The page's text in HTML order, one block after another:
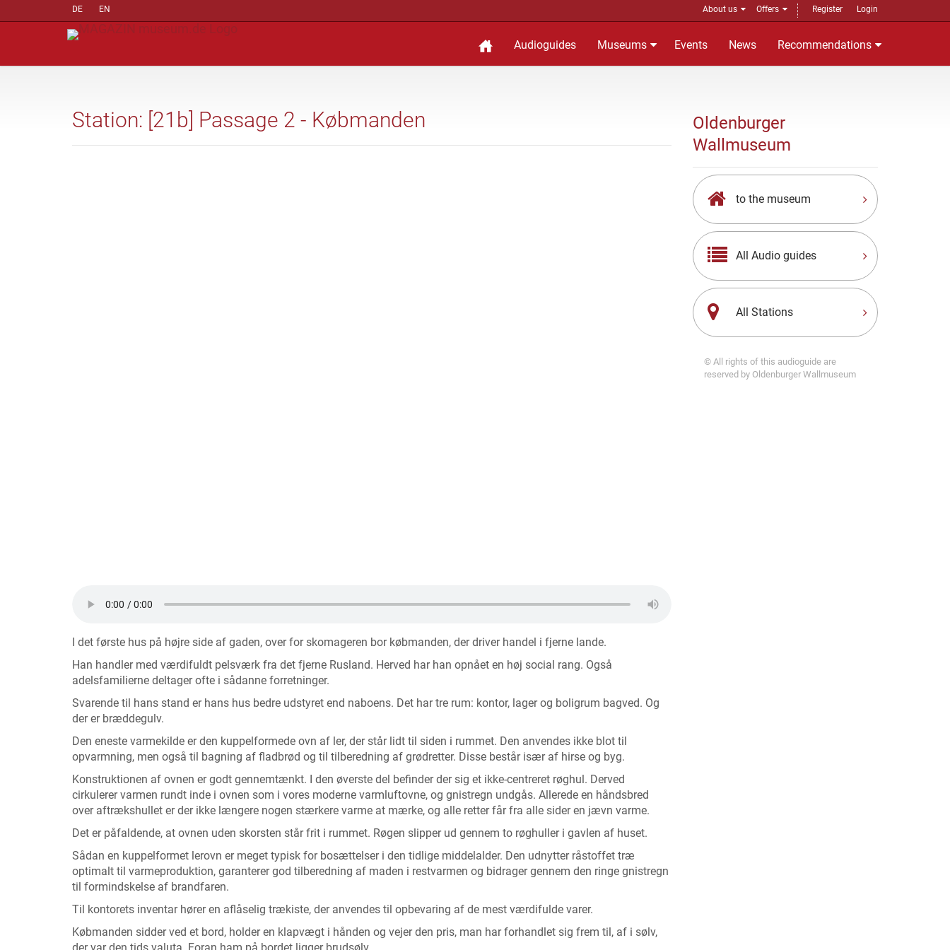
DE EN About us Offers Register Login
Audioguides Museums Events News Recommendations
Station: [21b] Passage 2 - Købmanden
I det første hus på højre side af gaden, over for skomageren bor købmanden, der driver handel i fjerne lande.
Han handler med værdifuldt pelsværk fra det fjerne Rusland. Herved har han opnået en høj social rang. Også
adelsfamilierne deltager ofte i sådanne forretninger.
Svarende til hans stand er hans hus bedre udstyret end naboens. Det har tre rum: kontor, lager og boligrum bagved. Og
der er bræddegulv.
Den eneste varmekilde er den kuppelformede ovn af ler, der står lidt til siden i rummet. Den anvendes ikke blot til
opvarmning, men også til bagning af fladbrød og til tilberedning af grødretter. Disse består især af hirse og byg.
Konstruktionen af ovnen er godt gennemtænkt. I den øverste del befinder der sig et ikke-centreret røghul. Derved
cirkulerer varmen rundt inde i ovnen som i vores moderne varmluftovne, og gnistregn undgås. Allerede en håndsbred
over aftrækshullet er der ikke længere nogen stærkere varme at mærke, og alle retter får fra alle sider en jævn varme.
Det er påfaldende, at ovnen uden skorsten står frit i rummet. Røgen slipper ud gennem to røghuller i gavlen af huset.
Sådan en kuppelformet lerovn er meget typisk for bosættelser i den tidlige middelalder. Den udnytter råstoffet træ
optimalt til varmeproduktion, garanterer god tilberedning af maden i restvarmen og bidrager gennem den ringe gnistregn
til formindskelse af brandfaren.
Til kontorets inventar hører en aflåselig trækiste, der anvendes til opbevaring af de mest værdifulde varer.
Købmanden sidder ved et bord, holder en klapvægt i hånden og vejer den pris, man har forhandlet sig frem til, af i sølv,
Oldenburger
Wallmuseum
to the museum
All Audio guides
All Stations
© All rights of this audioguide are
reserved by Oldenburger Wallmuseum